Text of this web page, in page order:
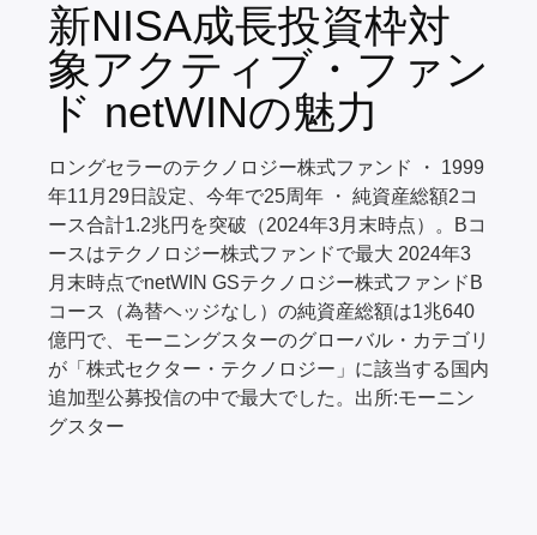
新NISA成長投資枠対
象アクティブ・ファン
ド netWINの魅力
ロングセラーのテクノロジー株式ファンド ・ 1999
年11月29日設定、今年で25周年 ・ 純資産総額2コ
ース合計1.2兆円を突破（2024年3月末時点）。Bコ
ースはテクノロジー株式ファンドで最大 2024年3
月末時点でnetWIN GSテクノロジー株式ファンドB
コース（為替ヘッジなし）の純資産総額は1兆640
億円で、モーニングスターのグローバル・カテゴリ
が「株式セクター・テクノロジー」に該当する国内
追加型公募投信の中で最大でした。出所:モーニン
グスター